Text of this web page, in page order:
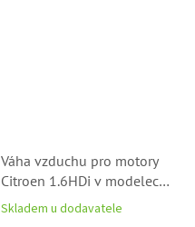
Váha vzduchu pro motory
Citroen 1.6HDi v modelech
Berlingo, C2, C3, C4, C5, a
Skladem u dodavatele